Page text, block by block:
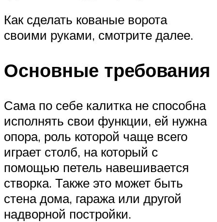
Как сделать кованые ворота
своими руками, смотрите далее.
Основные требования
Сама по себе калитка не способна
исполнять свои функции, ей нужна
опора, роль которой чаще всего
играет столб, на который с
помощью петель навешивается
створка. Также это может быть
стена дома, гаража или другой
надворной постройки.